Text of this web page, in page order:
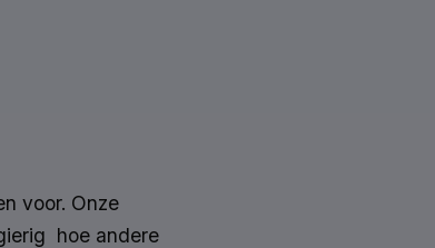
voor. Onze
hoe andere